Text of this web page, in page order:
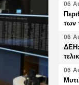
06
των
06
06